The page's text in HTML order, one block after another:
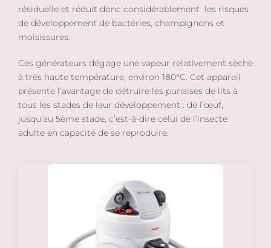
résiduelle et réduit donc considérablement les risques
de développement de bactéries, champignons et
moisissures.
Ces générateurs dégage une vapeur relativement sèche
à très haute température, environ 180°C. Cet appareil
présente l’avantage de détruire les punaises de lits à
tous les stades de leur développement : de l’œuf,
jusqu’au 5ème stade, c’est-à-dire celui de l’insecte
adulte en capacité de se reproduire.